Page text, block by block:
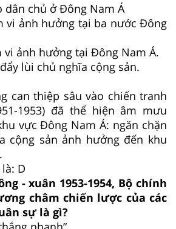
dân chủ ở Đông Nam Á
vi ảnh hưởng tại ba nước Đông
vi ảnh hưởng tại Đông Nam Á.
lùi chủ nghĩa cộng sản.
can thiệp sâu vào chiến tranh
1953) đã thể hiện âm mưu
vực Đông Nam Á: ngăn chặn
cộng sản ảnh hưởng đến khu
D
- xuân 1953-1954, Bộ chính
châm chiến lược của các
sự là gì?